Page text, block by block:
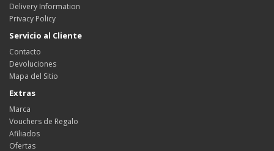
Delivery Information
Privacy Policy
Servicio al Cliente
Contacto
Devoluciones
Mapa del Sitio
Extras
Marca
Vouchers de Regalo
Afiliados
Ofertas